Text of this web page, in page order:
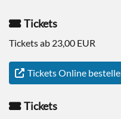
Tickets
Tickets ab 23,00 EUR
Tickets Online
Tickets